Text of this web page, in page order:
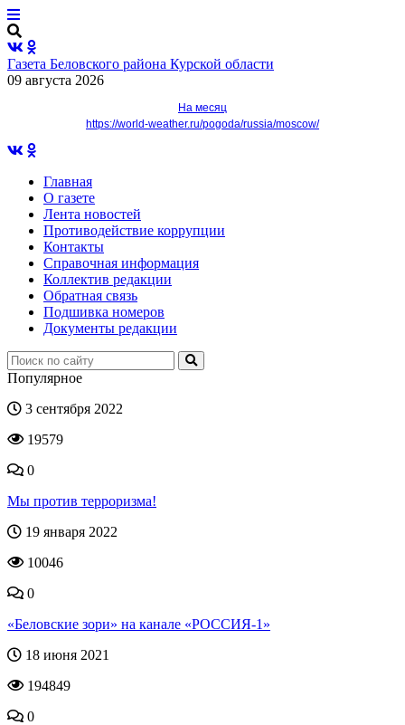
Газета Беловского района Курской области
09 августа 2026
На месяц
https://world-weather.ru/pogoda/russia/moscow/
Главная
О газете
Лента новостей
Противодействие коррупции
Контакты
Справочная информация
Коллектив редакции
Обратная связь
Подшивка номеров
Документы редакции
Популярное
3 сентября 2022
19579
0
Мы против терроризма!
19 января 2022
10046
0
«Беловские зори» на канале «РОССИЯ-1»
18 июня 2021
194849
0